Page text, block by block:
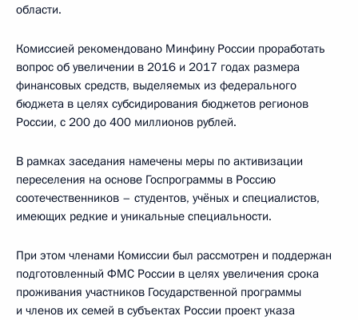
области.
Комиссией рекомендовано Минфину России проработать
вопрос об увеличении в 2016 и 2017 годах размера
финансовых средств, выделяемых из федерального
бюджета в целях субсидирования бюджетов регионов
России, с 200 до 400 миллионов рублей.
В рамках заседания намечены меры по активизации
переселения на основе Госпрограммы в Россию
соотечественников – студентов, учёных и специалистов,
имеющих редкие и уникальные специальности.
При этом членами Комиссии был рассмотрен и поддержан
подготовленный ФМС России в целях увеличения срока
проживания участников Государственной программы
и членов их семей в субъектах России проект указа